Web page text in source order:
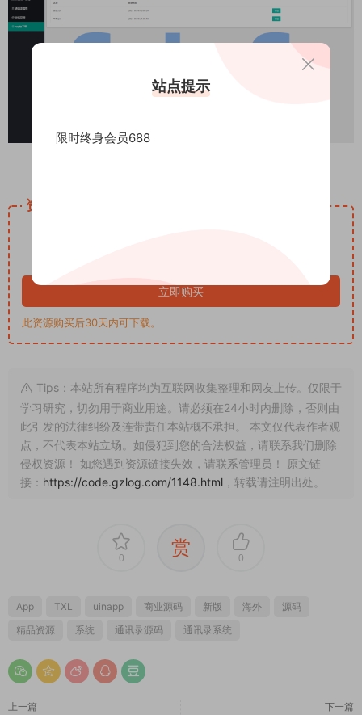
资源下载
立即购买
此资源购买后30天内可下载。
Tips：本站所有程序均为互联网收集整理和网友上传。仅限于
学习研究，切勿用于商业用途。请必须在24小时内删除，否则由
此引发的法律纠纷及连带责任本站概不承担。 本文仅代表作者观
点，不代表本站立场。如侵犯到您的合法权益，请联系我们删除
侵权资源！ 如您遇到资源链接失效，请联系管理员！ 原文链
接： https://code.gzlog.com/1148.html ，转载请注明出处。
0 赏 0
App TXL uinapp 商业源码 新版 海外
源码
精品资源
系统 通讯录源码 通讯录系统
上一篇 下一篇
站点提示
限时终身会员688